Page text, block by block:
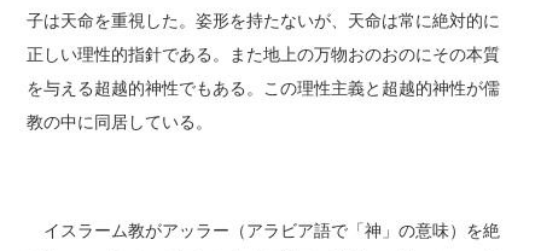
子は天命を重視した。姿形を持たないが、天命は常に絶対的に
正しい理性的指針である。また地上の万物おのおのにその本質
を与える超越的神性でもある。この理性主義と超越的神性が儒
教の中に同居している。
イスラーム教がアッラー（アラビア語で「神」の意味）を絶